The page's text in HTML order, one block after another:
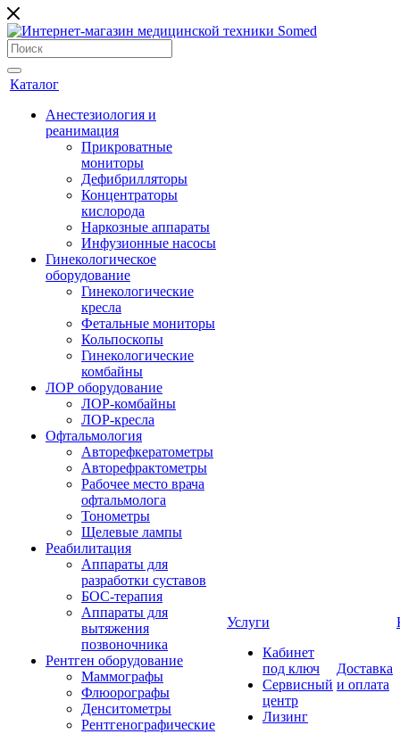
Каталог
Анестезиология и
реанимация
Прикроватные
мониторы
Дефибрилляторы
Концентраторы
кислорода
Наркозные аппараты
Инфузионные насосы
Гинекологическое
оборудование
Гинекологические
кресла
Фетальные мониторы
Кольпоскопы
Гинекологические
комбайны
ЛОР оборудование
ЛОР-комбайны
ЛОР-кресла
Офтальмология
Авторефкератометры
Авторефрактометры
Рабочее место врача
офтальмолога
Тонометры
Щелевые лампы
Реабилитация
Аппараты для
разработки суставов
БОС-терапия
Аппараты для
вытяжения
позвоночника
Рентген оборудование
Маммографы
Флюорографы
Денситометры
Рентгенографические
Услуги
Кабинет
под ключ
Сервисный
центр
Лизинг
Доставка
и оплата